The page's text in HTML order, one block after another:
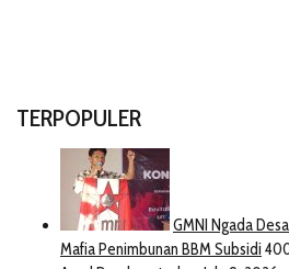
TERPOPULER